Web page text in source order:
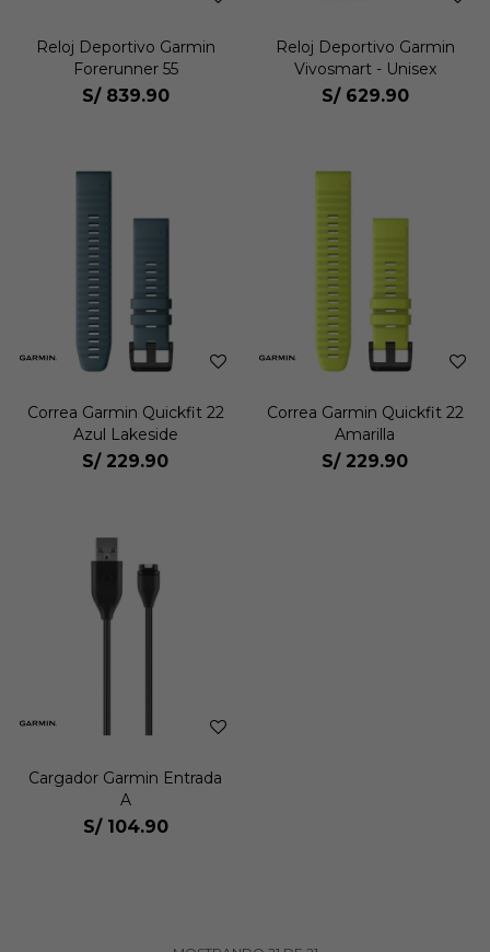
Reloj Deportivo Garmin
Forerunner 55
S/ 839.90
Reloj Deportivo Garmin
Vivosmart - Unisex
S/ 629.90
Correa Garmin Quickfit 22
Azul Lakeside
S/ 229.90
Correa Garmin Quickfit 22
Amarilla
S/ 229.90
Cargador Garmin Entrada
A
S/ 104.90